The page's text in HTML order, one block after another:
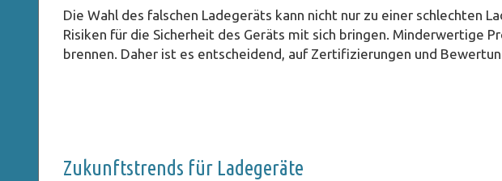
Die Wahl des falschen Ladegeräts kann nicht nur zu einer schlechten
Risiken für die Sicherheit des Geräts mit sich bringen. Minderwertige
brennen. Daher ist es entscheidend, auf Zertifizierungen und
Zukunftstrends für Ladegeräte